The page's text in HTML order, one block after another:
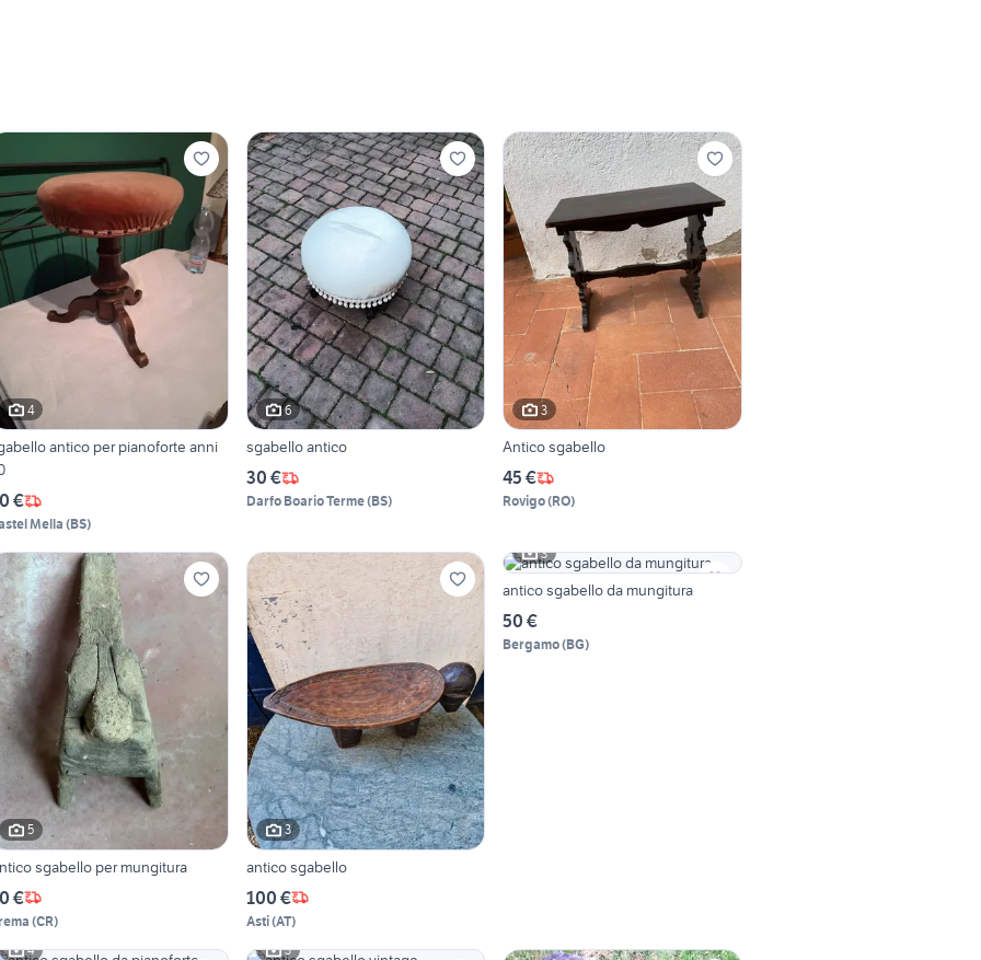
4
antico per pianoforte anni
€
Mella (BS)
6
sgabello antico
30 €
Darfo Boario Terme(BS)
3
Antico sgabello
45 €
Rovigo(RO)
5
sgabello per mungitura
€
(CR)
3
antico sgabello
100 €
Asti(AT)
3
antico sgabello da mungitura
50 €
Bergamo(BG)
4 3